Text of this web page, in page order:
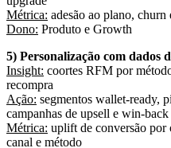
Métrica:
Dono: Produto e Growth
Insight: coortes RFM por
Ação: segmentos wallet-ready,
Métrica: uplift de conversão